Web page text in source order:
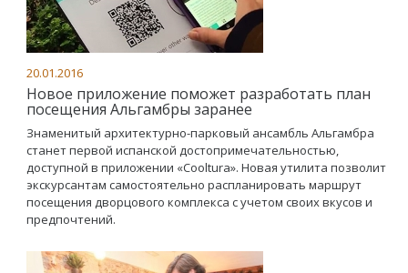
20.01.2016
Новое приложение поможет разработать план
посещения Альгамбры заранее
Знаменитый архитектурно-парковый ансамбль Альгамбра
станет первой испанской достопримечательностью,
доступной в приложении «Cooltura». Новая утилита позволит
экскурсантам самостоятельно распланировать маршрут
посещения дворцового комплекса с учетом своих вкусов и
предпочтений.